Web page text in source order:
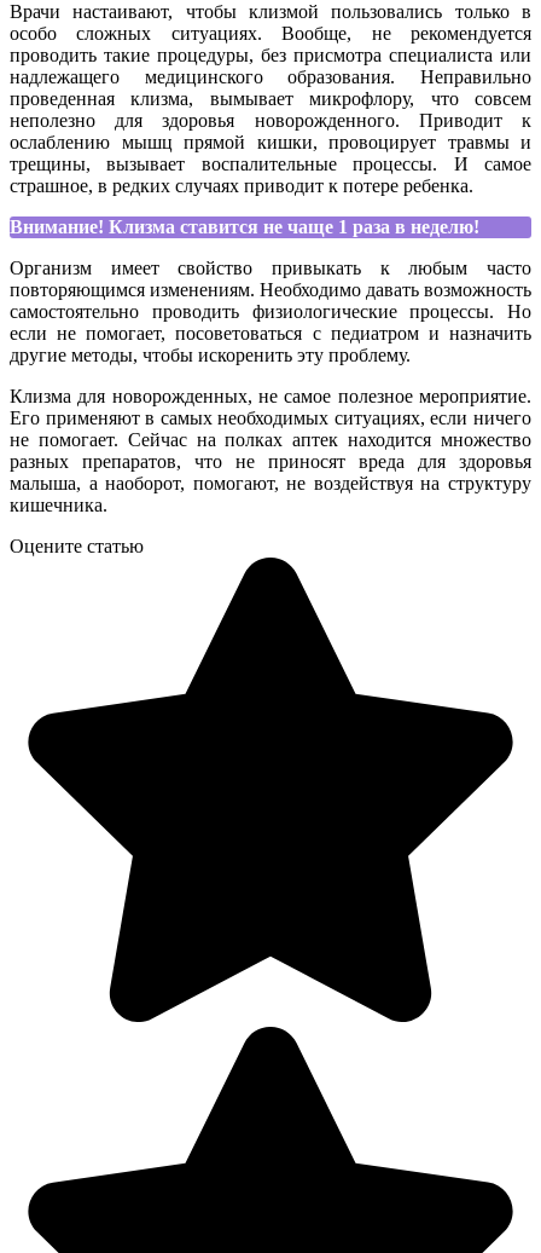
Врачи настаивают, чтобы клизмой пользовались только в
особо сложных ситуациях. Вообще, не рекомендуется
проводить такие процедуры, без присмотра специалиста или
надлежащего медицинского образования. Неправильно
проведенная клизма, вымывает микрофлору, что совсем
неполезно для здоровья новорожденного. Приводит к
ослаблению мышц прямой кишки, провоцирует травмы и
трещины, вызывает воспалительные процессы. И самое
страшное, в редких случаях приводит к потере ребенка.
Внимание! Клизма ставится не чаще 1 раза в неделю!
Организм имеет свойство привыкать к любым часто
повторяющимся изменениям. Необходимо давать возможность
самостоятельно проводить физиологические процессы. Но
если не помогает, посоветоваться с педиатром и назначить
другие методы, чтобы искоренить эту проблему.
Клизма для новорожденных, не самое полезное мероприятие.
Его применяют в самых необходимых ситуациях, если ничего
не помогает. Сейчас на полках аптек находится множество
разных препаратов, что не приносят вреда для здоровья
малыша, а наоборот, помогают, не воздействуя на структуру
кишечника.
Оцените статью